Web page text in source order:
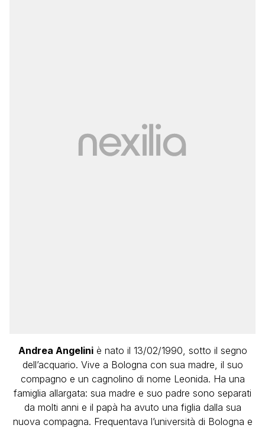
Andrea Angeliniè nato il 13/02/1990, sotto il segno
dell’acquario. Vive a Bologna con sua madre, il suo
compagno e un cagnolino di nome Leonida. Ha una
famiglia allargata: sua madre e suo padre sono separati
da molti anni e il papà ha avuto una figlia dalla sua
nuova compagna. Frequentava l’università di Bologna e